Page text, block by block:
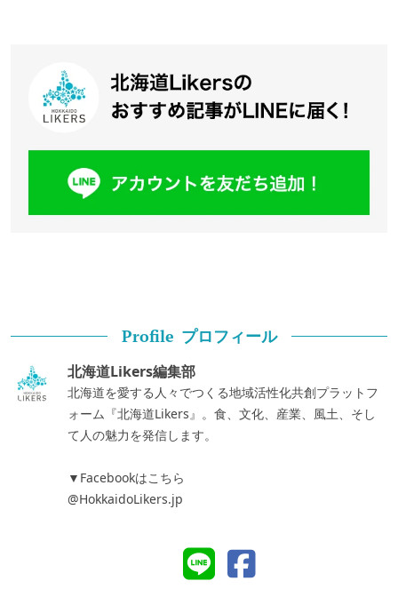
Profile プロフィール
北海道Likers編集部
北海道を愛する人々でつくる地域活性化共創プラットフ
ォーム『北海道Likers』。食、文化、産業、風土、そし
て人の魅力を発信します。
▼Facebookはこちら
@HokkaidoLikers.jp